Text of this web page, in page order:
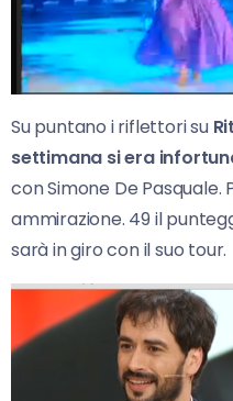
Su puntano i riflettori su
settimana si era
con Simone De
ammirazione. 49 il
sarà in giro con il suo tour.